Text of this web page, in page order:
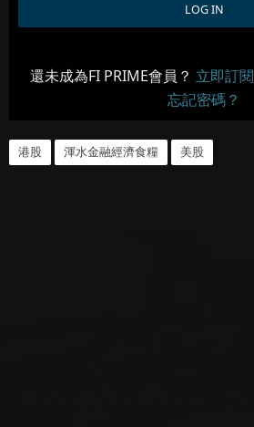
還未成為FI PRIME會員？ 立即訂閱
忘記密碼？
港股 渾水金融經濟食糧 美股